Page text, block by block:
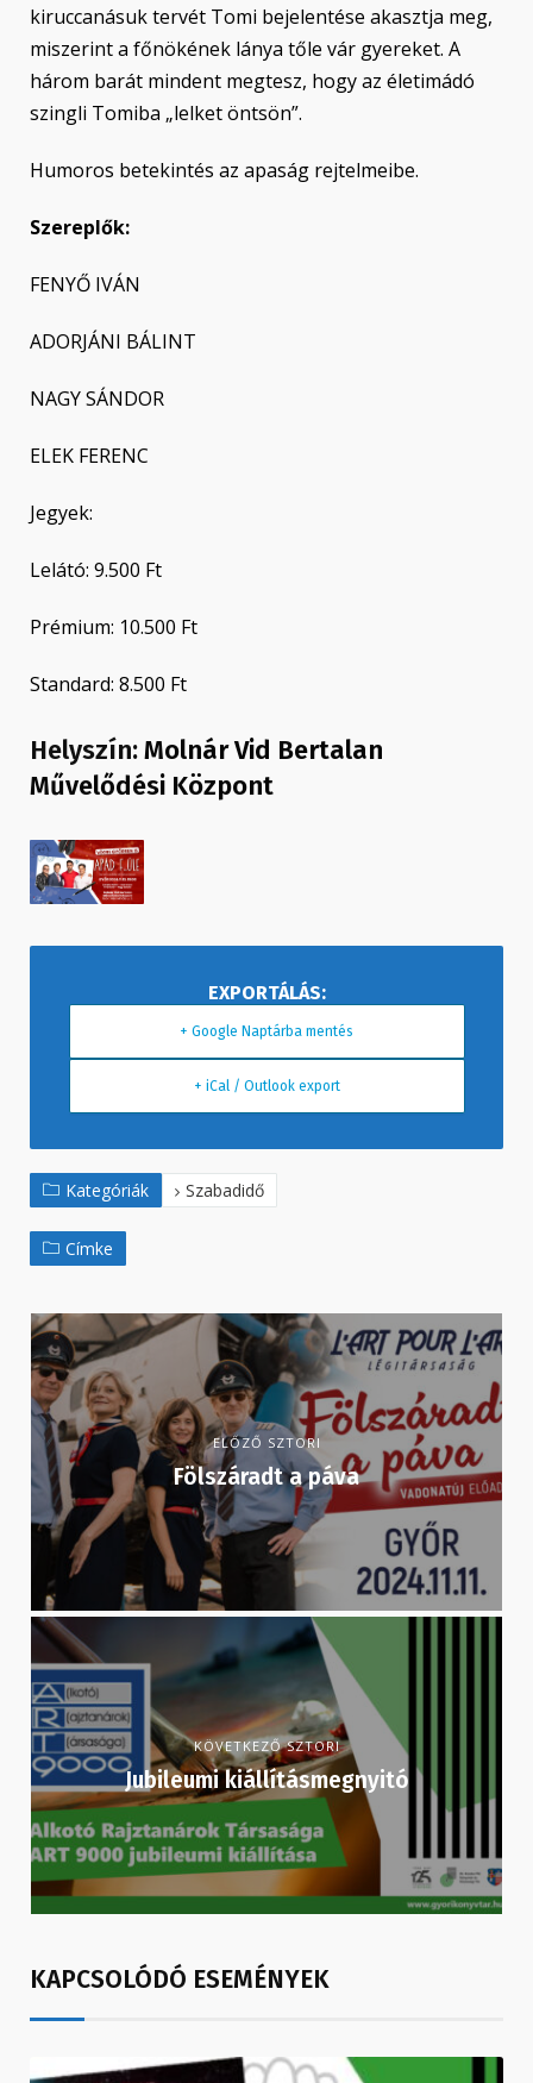
kiruccanásuk tervét Tomi bejelentése akasztja meg,
miszerint a főnökének lánya tőle vár gyereket. A
három barát mindent megtesz, hogy az életimádó
szingli Tomiba „lelket öntsön”.
Humoros betekintés az apaság rejtelmeibe.
Szereplők:
FENYŐ IVÁN
ADORJÁNI BÁLINT
NAGY SÁNDOR
ELEK FERENC
Jegyek:
Lelátó: 9.500 Ft
Prémium: 10.500 Ft
Standard: 8.500 Ft
Helyszín:Molnár Vid Bertalan
Művelődési Központ
+ Google Naptárba mentés
+ iCal / Outlook export
Kategóriák Szabadidő
Címke
ELŐZŐ SZTORI
Fölszáradt a páva
KÖVETKEZŐ SZTORI
Jubileumi kiállításmegnyitó
KAPCSOLÓDÓ ESEMÉNYEK